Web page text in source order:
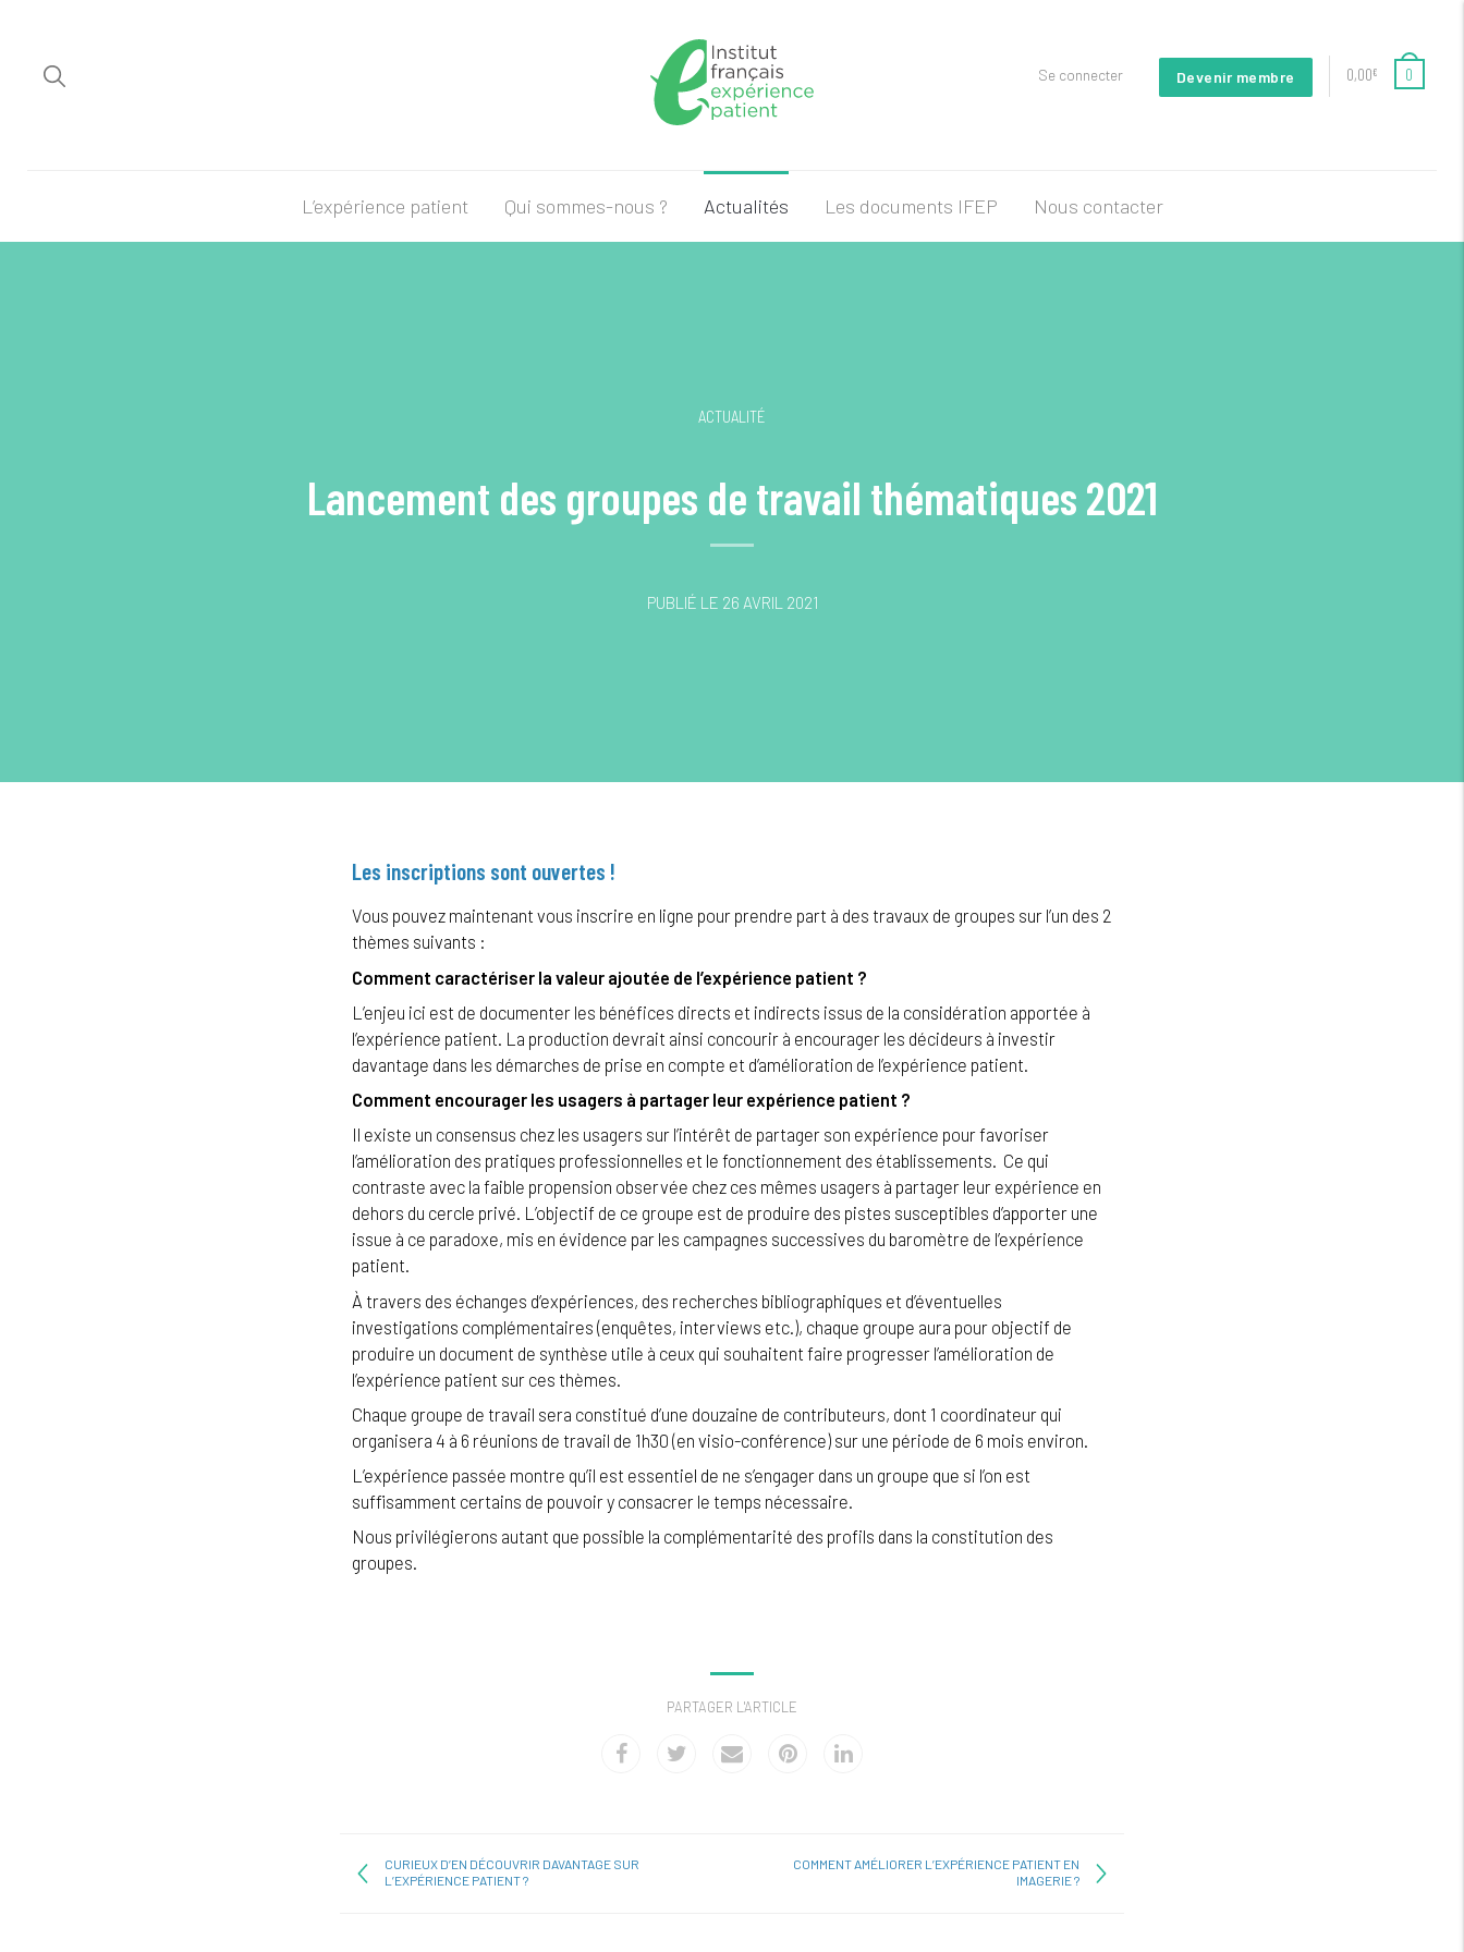
0,00€ 0
Se connecter Devenir membre
L’expérience patient Qui sommes-nous ? Actualités Les documents IFEP Nous contacter
ACTUALITÉ
Lancement des groupes de travail thématiques 2021
PUBLIÉ LE 26 AVRIL 2021
Les inscriptions sont ouvertes !
Vous pouvez maintenant vous inscrire en ligne pour prendre part à des travaux de groupes sur l’un des 2
thèmes suivants :
Comment caractériser la valeur ajoutée de l’expérience patient ?
L’enjeu ici est de documenter les bénéfices directs et indirects issus de la considération apportée à
l’expérience patient. La production devrait ainsi concourir à encourager les décideurs à investir
davantage dans les démarches de prise en compte et d’amélioration de l’expérience patient.
Comment encourager les usagers à partager leur expérience patient ?
Il existe un consensus chez les usagers sur l’intérêt de partager son expérience pour favoriser
l’amélioration des pratiques professionnelles et le fonctionnement des établissements. Ce qui
contraste avec la faible propension observée chez ces mêmes usagers à partager leur expérience en
dehors du cercle privé. L’objectif de ce groupe est de produire des pistes susceptibles d’apporter une
issue à ce paradoxe, mis en évidence par les campagnes successives du baromètre de l’expérience
patient.
À travers des échanges d’expériences, des recherches bibliographiques et d’éventuelles
investigations complémentaires (enquêtes, interviews etc.), chaque groupe aura pour objectif de
produire un document de synthèse utile à ceux qui souhaitent faire progresser l’amélioration de
l’expérience patient sur ces thèmes.
Chaque groupe de travail sera constitué d’une douzaine de contributeurs, dont 1 coordinateur qui
organisera 4 à 6 réunions de travail de 1h30 (en visio-conférence) sur une période de 6 mois environ.
L’expérience passée montre qu’il est essentiel de ne s’engager dans un groupe que si l’on est
suffisamment certains de pouvoir y consacrer le temps nécessaire.
Nous privilégierons autant que possible la complémentarité des profils dans la constitution des
groupes.
PARTAGER L'ARTICLE
CURIEUX D’EN DÉCOUVRIR DAVANTAGE SUR
L’EXPÉRIENCE PATIENT ?
COMMENT AMÉLIORER L’EXPÉRIENCE PATIENT EN
IMAGERIE ?